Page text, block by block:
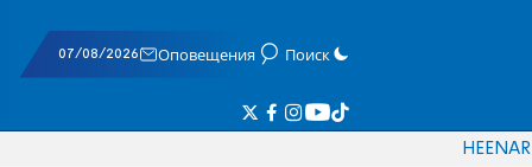
07/08/2026 Оповещения Поиск
HEENAR